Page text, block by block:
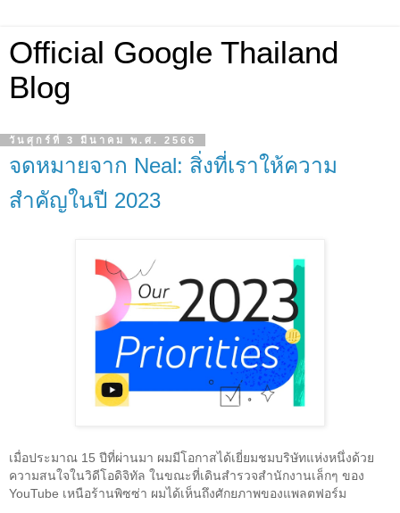
Official Google Thailand
Blog
วันศุกร์ที่ 3 มีนาคม พ.ศ. 2566
จดหมายจาก Neal: สิ่งที่เราให้ความ
สำคัญในปี 2023
เมื่อประมาณ 15 ปีที่ผ่านมา ผมมีโอกาสได้เยี่ยมชมบริษัทแห่งหนึ่งด้วย
ความสนใจในวิดีโอดิจิทัล ในขณะที่เดินสำรวจสำนักงานเล็กๆ ของ
YouTube เหนือร้านพิซซ่า ผมได้เห็นถึงศักยภาพของแพลตฟอร์ม